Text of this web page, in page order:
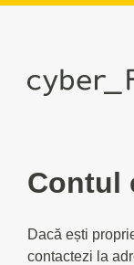
Contul
Dacă ești
contactezi la